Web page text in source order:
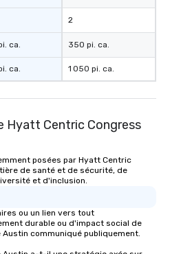
ca.
ca.
2
350 pi. ca.
1 050 pi. ca.
Hyatt Centric Congress
posées par Hyatt Centric
de santé et de sécurité, de
et d'inclusion.
ou un lien vers tout
durable ou d'impact social de
communiqué publiquement.